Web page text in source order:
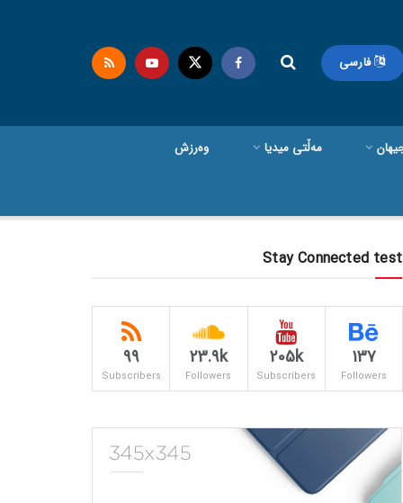
فارسی
مەڵتی میدیا وەرزش
Stay Connected test
137
Followers
205k
Subscribers
23.9k
Followers
99
Subscribers